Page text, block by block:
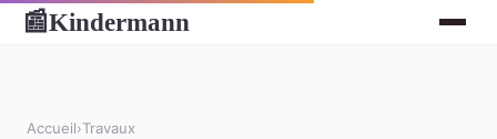
📰Kindermann
Accueil›Travaux